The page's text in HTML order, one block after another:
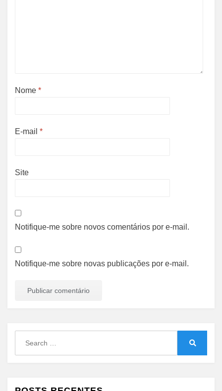
Nome *
E-mail *
Site
Notifique-me sobre novos comentários por e-mail.
Notifique-me sobre novas publicações por e-mail.